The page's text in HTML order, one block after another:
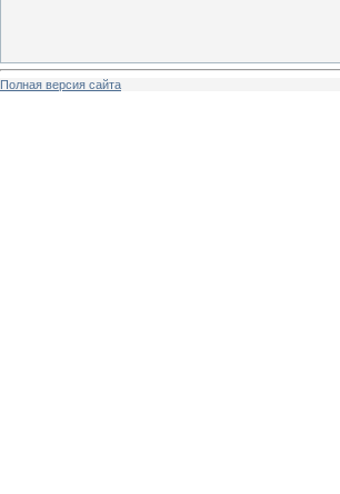
Полная версия сайта